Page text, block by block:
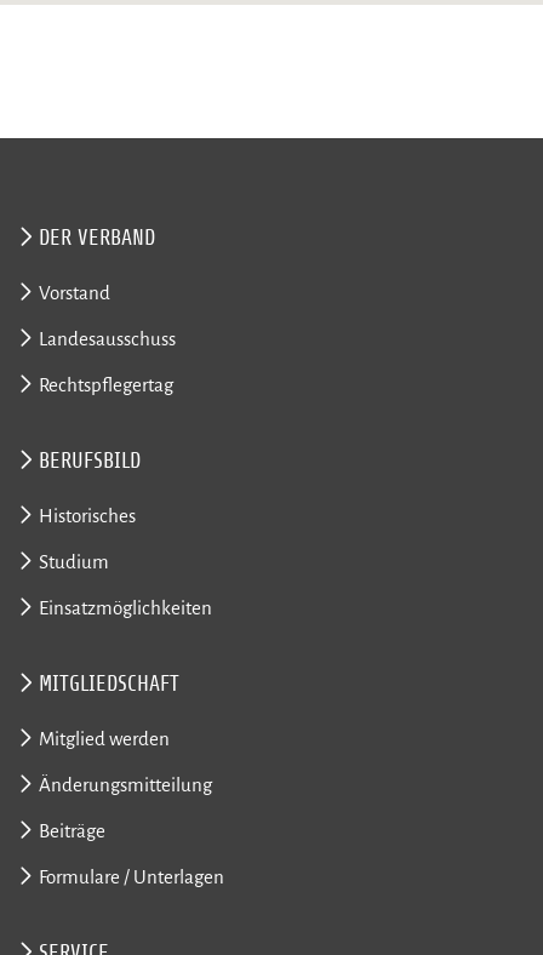
DER VERBAND
Vorstand
Landesausschuss
Rechtspflegertag
BERUFSBILD
Historisches
Studium
Einsatzmöglichkeiten
MITGLIEDSCHAFT
Mitglied werden
Änderungsmitteilung
Beiträge
Formulare / Unterlagen